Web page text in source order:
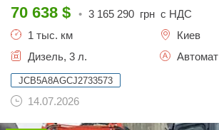
70 638 $ • 3 165 290 грн с НДС
1 тыс. км
Киев
Дизель, 3 л.
Автомат
JCB5A8AGCJ2733573
14.07.2026